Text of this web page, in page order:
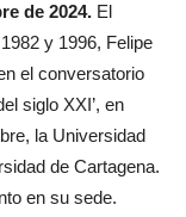
de 2024. El
y 1996, Felipe
el conversatorio
siglo XXI’, en
la Universidad
de Cartagena.
en su sede.